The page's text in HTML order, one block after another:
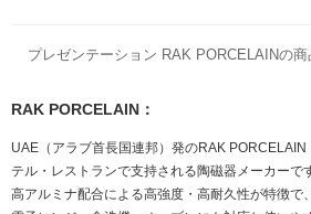
プレゼンテーション RAK PORCELAINの
RAK PORCELAIN：
UAE（アラブ首長国連邦）発のRAK
テル・レストランで支持される陶磁器メーカーで
高アルミナ配合による高強度・高耐久性が特徴で